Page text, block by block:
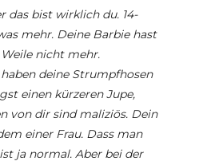
das bist wirklich du. 14-
mehr. Deine Barbie hast
nicht mehr.
deine Strumpfhosen
einen kürzeren Jupe,
von dir sind maliziös. Dein
einer Frau. Dass man
ja normal. Aber bei der